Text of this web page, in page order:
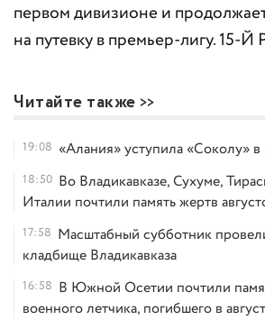
первом дивизионе и
на путевку в премьер-лигу. 15-
Читайте также
19:08 «Алания» уступила «Соколу»
18:50 Во Владикавказе, Сухуме,
Италии почтили память жертв
17:58 Масштабный субботник
кладбище Владикавказа
16:58 В Южной Осетии почтили
военного летчика, погибшего в